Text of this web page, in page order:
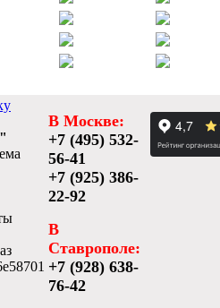
В Москве:
+7 (495) 532-
56-41
+7 (925) 386-
22-92
В
Ставрополе:
+7 (928) 638-
76-42